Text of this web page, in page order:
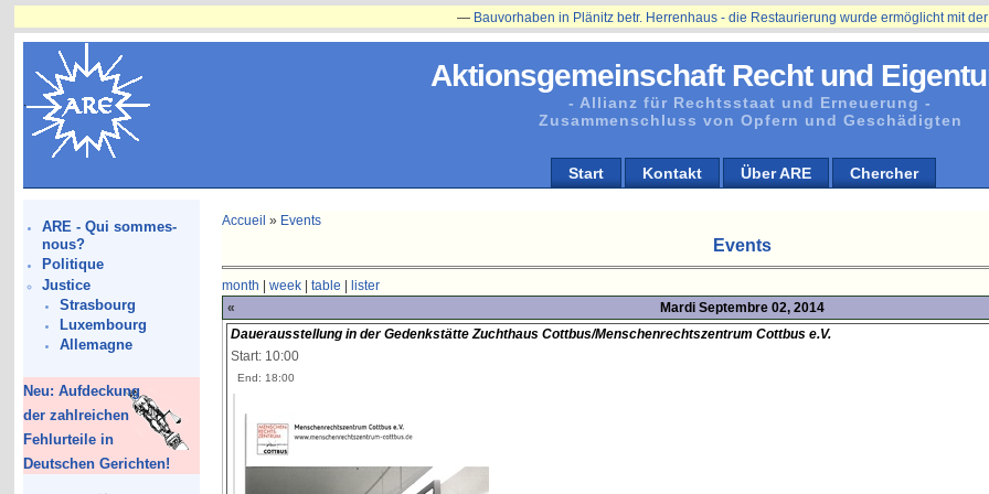
Aktionsgemeinschaft Recht und
- Allianz für Rechtsstaat und Erneuerung -
Zusammenschluss von Opfern und Geschädigten
Start Kontakt Über ARE Chercher
ARE - Qui sommes-
nous?
Politique
Justice
Strasbourg
Luxembourg
Allemagne
Neu: Aufdeckung
der zahlreichen
Fehlurteile in
Deutschen Gerichten!
Bauvorhaben in Plänitz betr. Herrenhaus - die Restaurierung wurde ermöglicht mit der
Accueil » Events
Events
month |week |table
lister
«
Mardi Septembre 02, 2014
Dauerausstellung in der Gedenkstätte Zuchthaus Cottbus/Menschenrechtszentrum Cottbus e.V.
Start: 10:00
End: 18:00